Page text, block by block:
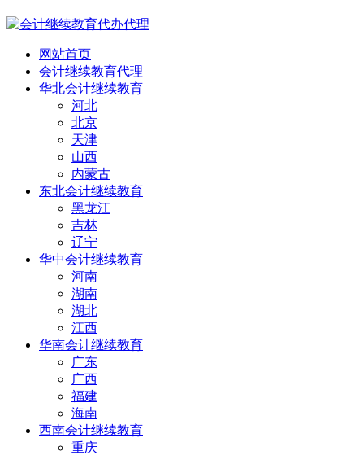
网站首页
会计继续教育代理
华北会计继续教育
河北
北京
天津
山西
内蒙古
东北会计继续教育
黑龙江
吉林
辽宁
华中会计继续教育
河南
湖南
湖北
江西
华南会计继续教育
广东
广西
福建
海南
西南会计继续教育
重庆